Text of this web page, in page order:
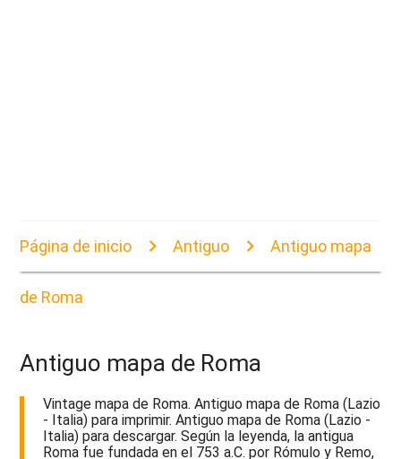
Página de inicio Antiguo Antiguo mapa
de Roma
Antiguo mapa de Roma
Vintage mapa de Roma. Antiguo mapa de Roma (Lazio
- Italia) para imprimir. Antiguo mapa de Roma (Lazio -
Italia) para descargar. Según la leyenda, la antigua
Roma fue fundada en el 753 a.C. por Rómulo y Remo,